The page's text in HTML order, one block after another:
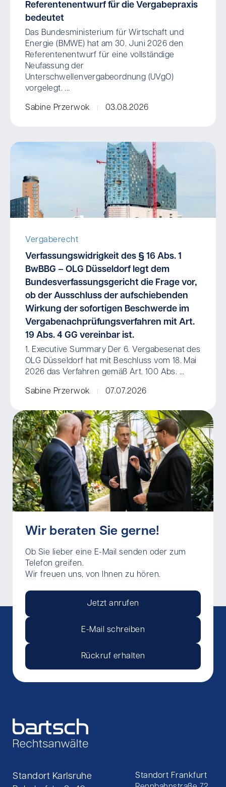
Referentenentwurf für die Vergabepraxis
bedeutet
Das Bundesministerium für Wirtschaft und
Energie (BMWE) hat am 30. Juni 2026 den
Referentenentwurf für eine vollständige
Neufassung der
Unterschwellenvergabeordnung (UVgO)
vorgelegt. ...
Sabine Przerwok 03.08.2026
Vergaberecht
Verfassungswidrigkeit des § 16 Abs. 1
BwBBG – OLG Düsseldorf legt dem
Bundesverfassungsgericht die Frage vor,
ob der Ausschluss der aufschiebenden
Wirkung der sofortigen Beschwerde im
Vergabenachprüfungsverfahren mit Art.
19 Abs. 4 GG vereinbar ist.
1. Executive Summary Der 6. Vergabesenat des
OLG Düsseldorf hat mit Beschluss vom 18. Mai
2026 das Verfahren gemäß Art. 100 Abs. ...
Sabine Przerwok 07.07.2026
Wir beraten Sie gerne!
Ob Sie lieber eine E-Mail senden oder zum
Telefon greifen.
Wir freuen uns, von Ihnen zu hören.
Jetzt anrufen
E-Mail schreiben
Rückruf erhalten
Standort Karlsruhe
Standort Frankfurt